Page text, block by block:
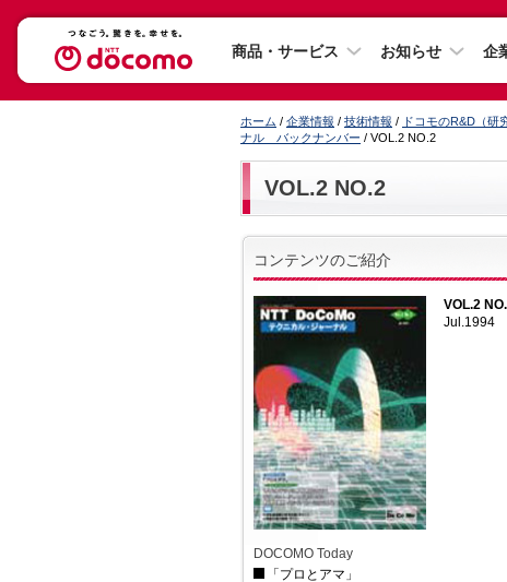
商品・サービス お知らせ 企
ホーム / 企業情報 / 技術情報 / ドコモのR&D（研
ナル バックナンバー / VOL.2 NO.2
VOL.2 NO.2
コンテンツのご紹介
VOL.2
Jul.1994
DOCOMO Today
「プロとアマ」